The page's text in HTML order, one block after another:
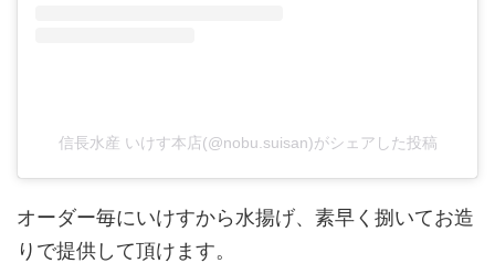
信長水産 いけす本店(@nobu.suisan)がシェアした投稿
オーダー毎にいけすから水揚げ、素早く捌いてお造
りで提供して頂けます。